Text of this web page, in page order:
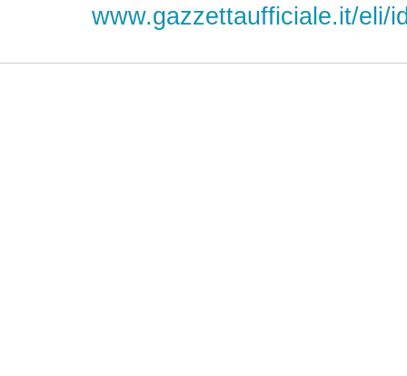
www.gazzettaufficiale.it/eli/